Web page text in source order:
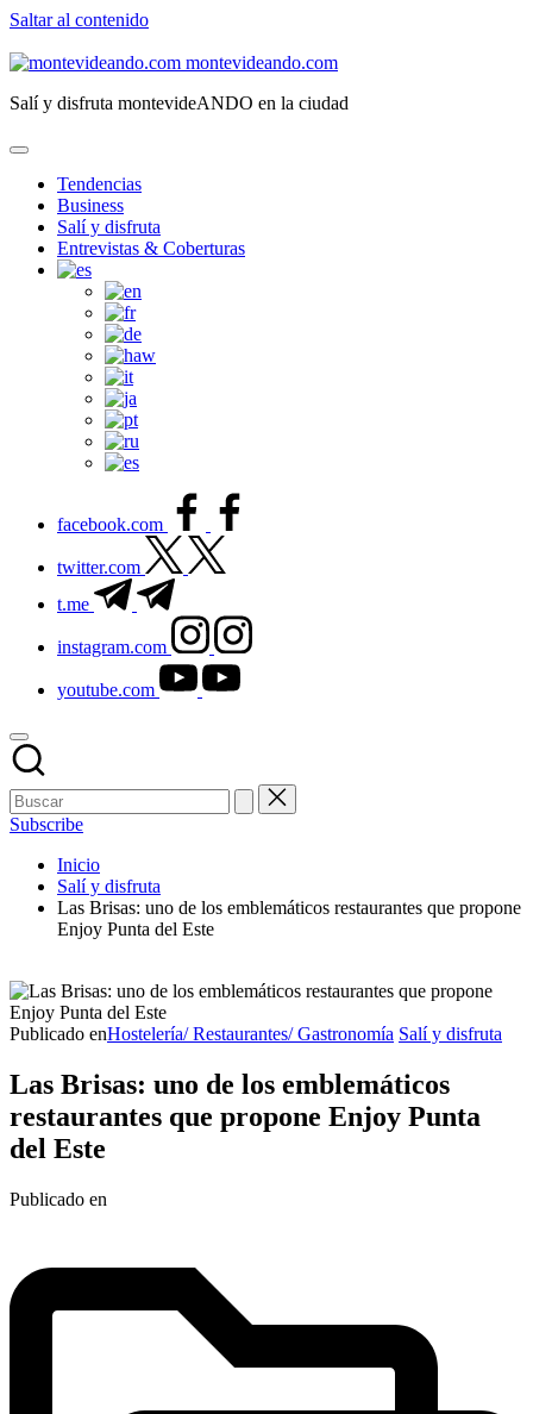
Saltar al contenido
montevideando.com
Salí y disfruta montevideANDO en la ciudad
Tendencias
Business
Salí y disfruta
Entrevistas & Coberturas
facebook.com
twitter.com
t.me
instagram.com
youtube.com
Subscribe
Inicio
Salí y disfruta
Las Brisas: uno de los emblemáticos restaurantes que propone
Enjoy Punta del Este
Publicado enHostelería/ Restaurantes/ Gastronomía Salí y disfruta
Las Brisas: uno de los emblemáticos
restaurantes que propone Enjoy Punta
del Este
Publicado en